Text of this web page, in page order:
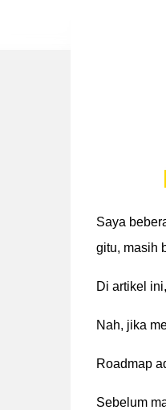
Saya
gitu, masih
Di artikel
Nah, jika
Roadmap
Sebelum